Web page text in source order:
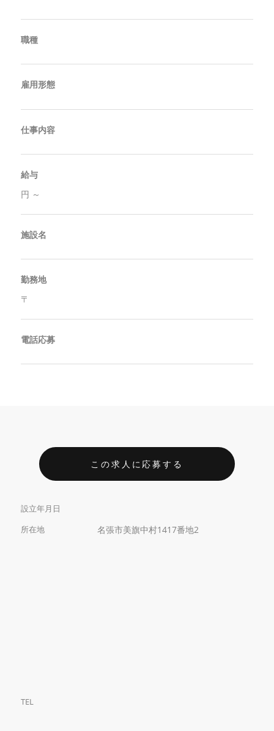
職種
雇用形態
仕事内容
給与
円 ～
施設名
勤務地
〒
電話応募
この求人に応募する
設立年月日
所在地
名張市美旗中村1417番地2
TEL